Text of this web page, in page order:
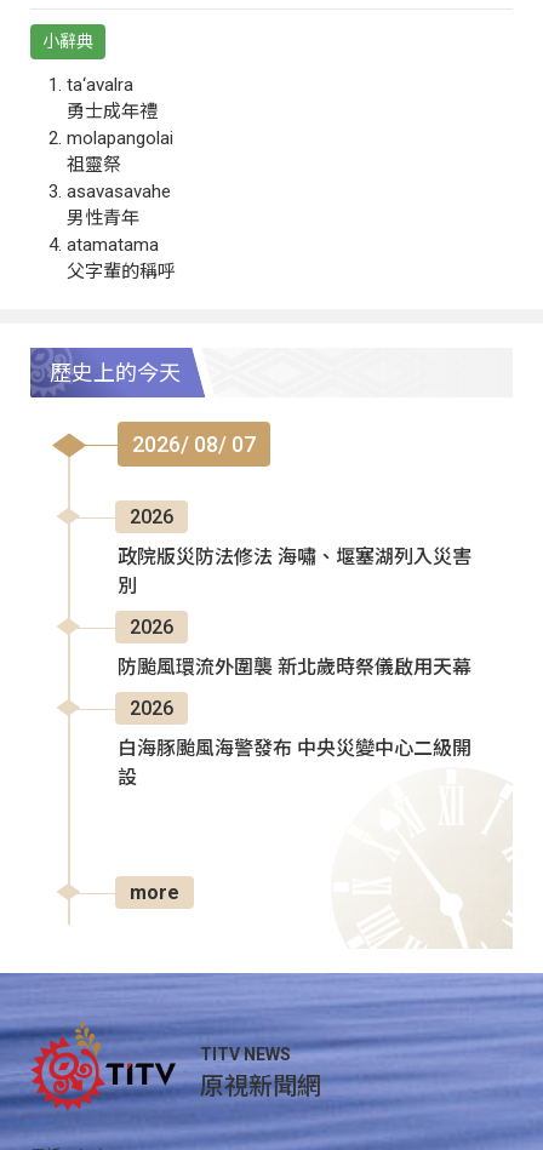
小辭典
ta‘avalra
勇士成年禮
molapangolai
祖靈祭
asavasavahe
男性青年
atamatama
父字輩的稱呼
歷史上的今天
2026/ 08/ 07
2026
政院版災防法修法 海嘯、堰塞湖列入災害
別
2026
防颱風環流外圍襲 新北歲時祭儀啟用天幕
2026
白海豚颱風海警發布 中央災變中心二級開
設
more
TITV NEWS
原視新聞網